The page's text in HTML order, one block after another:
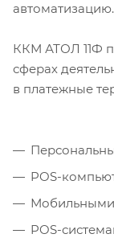
автоматизацию.
ККМ АТОЛ 11Ф
сферах
в платежные
POS-
Мобильными
POS-